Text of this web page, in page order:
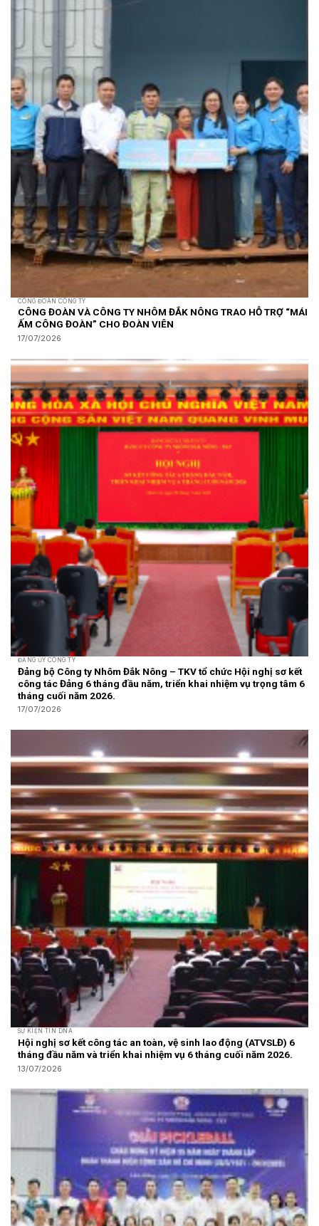
CÔNG ĐOÀN CÔNG TY
CÔNG ĐOÀN VÀ CÔNG TY NHÔM ĐẮK NÔNG TRAO HỖ TRỢ “MÁI
ẤM CÔNG ĐOÀN” CHO ĐOÀN VIÊN
17/07/2026
ĐẢNG ỦY CÔNG TY
Đảng bộ Công ty Nhôm Đắk Nông – TKV tổ chức Hội nghị sơ kết
công tác Đảng 6 tháng đầu năm, triển khai nhiệm vụ trọng tâm 6
tháng cuối năm 2026.
17/07/2026
SỰ KIỆN TIN DNA
Hội nghị sơ kết công tác an toàn, vệ sinh lao động (ATVSLĐ) 6
tháng đầu năm và triển khai nhiệm vụ 6 tháng cuối năm 2026.
13/07/2026